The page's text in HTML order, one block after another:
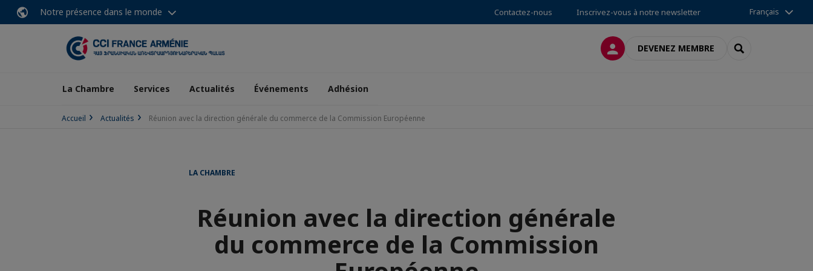
Notre présence dans le monde Contactez-nous Inscrivez-vous à notre newsletter Français
CONNEXIONDEVENEZ MEMBRE RECHERCHER
La Chambre Services Actualités Événements Adhésion
Accueil Actualités Réunion avec la direction générale du commerce de la Commission Européenne
LA CHAMBRE
Réunion avec la direction générale
du commerce de la Commission